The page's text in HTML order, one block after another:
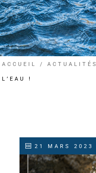
ACCUEIL ACTUALITÉS
L’EAU !
21 MARS 2023